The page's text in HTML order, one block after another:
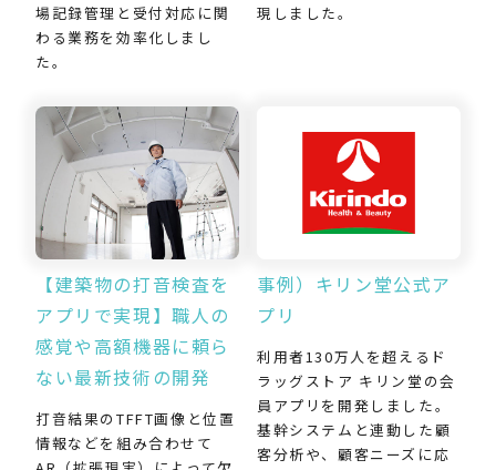
場記録管理と受付対応に関
わる業務を効率化しまし
た。
現しました。
【建築物の打音検査を
アプリで実現】職人の
感覚や高額機器に頼ら
ない最新技術の開発
打音結果のTFFT画像と位置
情報などを組み合わせて
事例）キリン堂公式ア
プリ
利用者130万人を超えるド
ラッグストア キリン堂の会
員アプリを開発しました。
基幹システムと連動した顧
客分析や、顧客ニーズに応